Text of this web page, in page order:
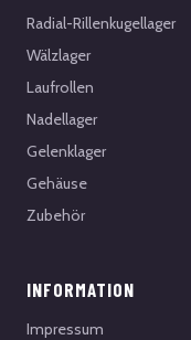
Radial-Rillenkugellager
Wälzlager
Laufrollen
Nadellager
Gelenklager
Gehäuse
Zubehör
INFORMATION
Impressum